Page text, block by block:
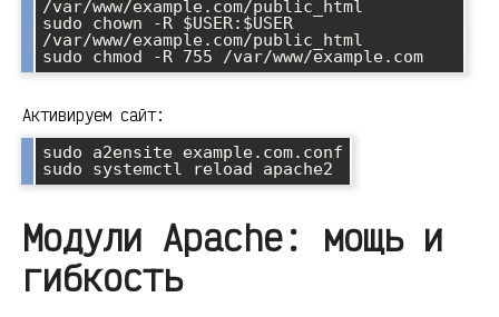
/var/www/example.com/public_html
sudo chown -R $USER:$USER
/var/www/example.com/public_html
sudo chmod -R 755 /var/www/example.com
Активируем сайт:
sudo a2ensite example.com.conf
sudo systemctl reload apache2
Модули Apache: мощь и
гибкость